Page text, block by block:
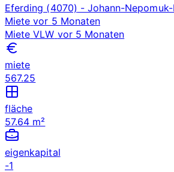
Eferding (4070) - Johann-
Miete vor 5 Monaten
Miete VLW vor 5 Monaten
miete
567.25
fläche
57.64 m²
eigenkapital
-1